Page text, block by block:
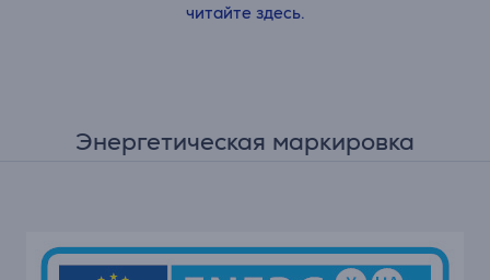
читайте здесь.
Энергетическая маркировка